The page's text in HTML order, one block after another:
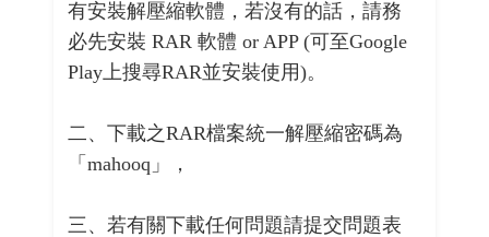
有安裝解壓縮軟體，若沒有的話，請務
必先安裝 RAR 軟體 or APP (可至Google
Play上搜尋RAR並安裝使用)。
二、下載之RAR檔案統一解壓縮密碼為
「mahooq」，
三、若有關下載任何問題請提交問題表